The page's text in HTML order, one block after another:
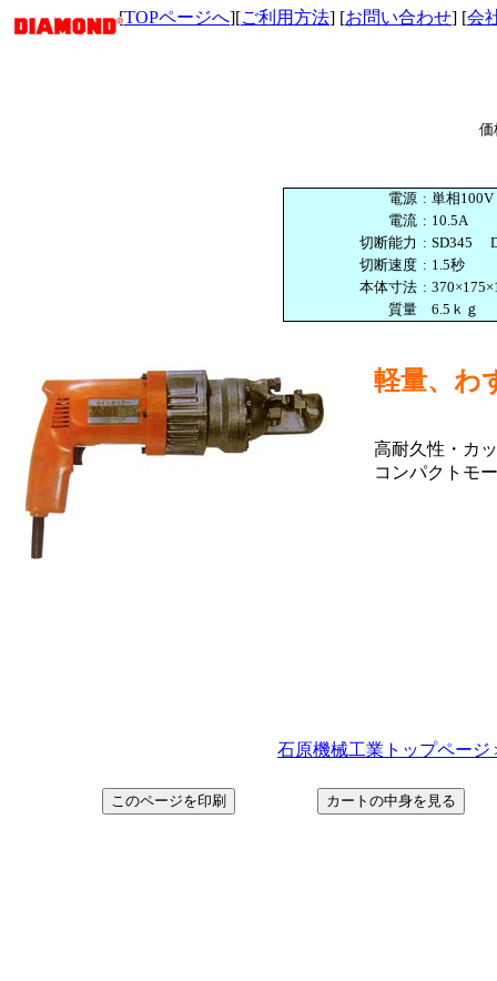
軽量、わ
高耐久性・カ
コンパクトモ
石原機械工業トップページ
電源 : 単相
電流 : 10.5A
切断能力 : SD345
切断速度 : 1.5秒
本体寸法 :
質量
6.5ｋｇ
[TOPページへ][ご利用方法] [お問い合わせ] [会